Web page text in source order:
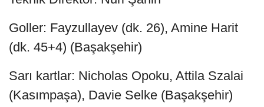
Goller: Fayzullayev (dk. 26), Amine Harit
(dk. 45+4) (Başakşehir)
Sarı kartlar: Nicholas Opoku, Attila Szalai
(Kasımpaşa), Davie Selke (Başakşehir)